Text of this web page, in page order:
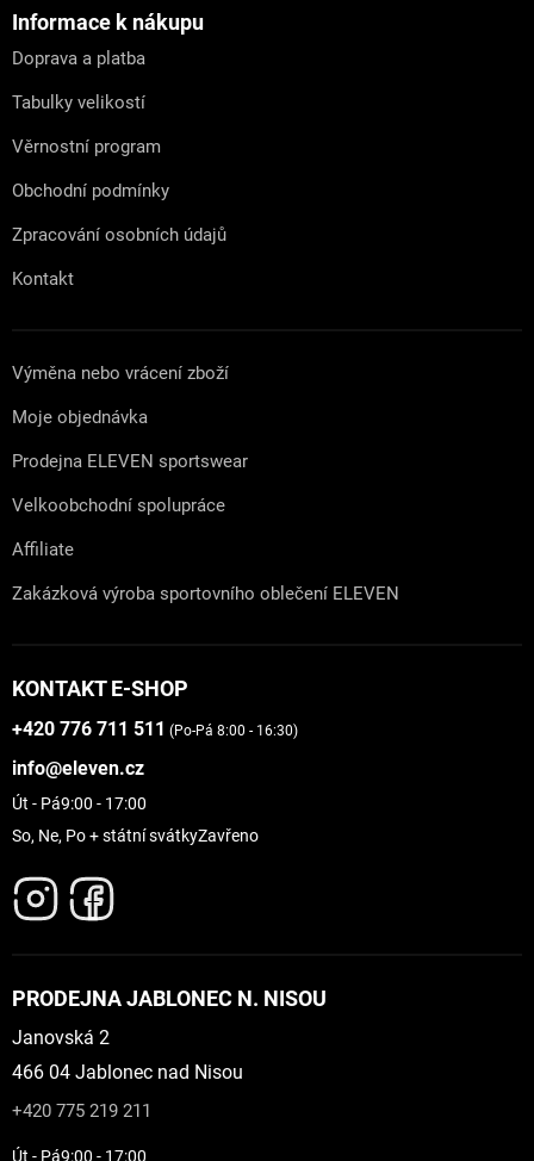
Informace k nákupu
Doprava a platba
Tabulky velikostí
Věrnostní program
Obchodní podmínky
Zpracování osobních údajů
Kontakt
Výměna nebo vrácení zboží
Moje objednávka
Prodejna ELEVEN sportswear
Velkoobchodní spolupráce
Affiliate
Zakázková výroba sportovního oblečení ELEVEN
KONTAKT E-SHOP
+420 776 711 511 (Po-Pá 8:00 - 16:30)
info@eleven.cz
Út - Pá9:00 - 17:00
So, Ne, Po + státní svátkyZavřeno
PRODEJNA JABLONEC N. NISOU
Janovská 2
466 04 Jablonec nad Nisou
+420 775 219 211
Út - Pá9:00 - 17:00